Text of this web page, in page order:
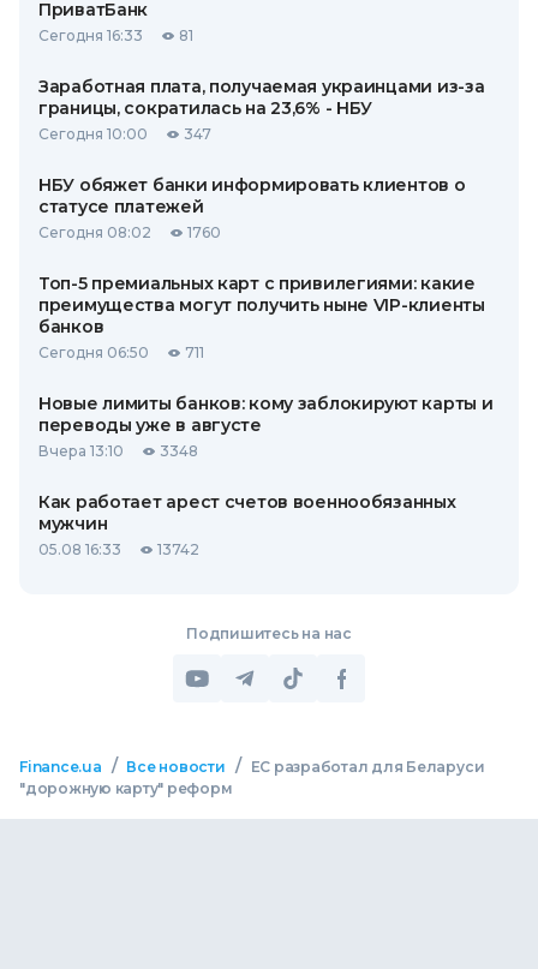
ПриватБанк
Сегодня 16:33 81
Заработная плата, получаемая украинцами из-за
границы, сократилась на 23,6% - НБУ
Сегодня 10:00 347
НБУ обяжет банки информировать клиентов о
статусе платежей
Сегодня 08:02 1760
Топ-5 премиальных карт с привилегиями: какие
преимущества могут получить ныне VIP-клиенты
банков
Сегодня 06:50 711
Новые лимиты банков: кому заблокируют карты и
переводы уже в августе
Вчера 13:10 3348
Как работает арест счетов военнообязанных
мужчин
05.08 16:33 13742
Подпишитесь на нас
Finance.ua / Все новости /
ЕС разработал для Беларуси
"дорожную карту" реформ